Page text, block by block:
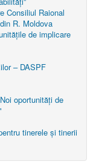
Consiliul Raional
R. Moldova
de implicare
– DASPF
oportunități de
tinerele și tinerii